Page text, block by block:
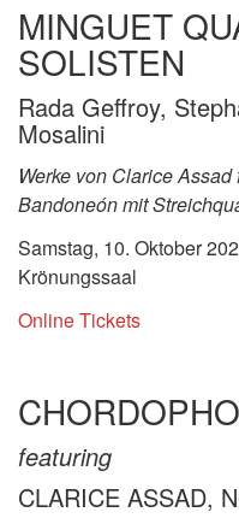
MINGUET
SOLISTEN
Rada Geffroy,
Mosalini
Werke von Clarice
Bandoneón mit
Samstag, 10. Oktober
Krönungssaal
Online Tickets
featuring
CLARICE ASSAD,